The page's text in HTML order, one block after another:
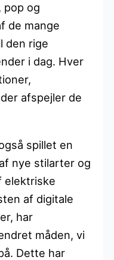
pop og
de mange
den rige
i dag. Hver
afspejler de
spillet en
nye stilarter og
elektriske
af digitale
har
måden, vi
Dette har